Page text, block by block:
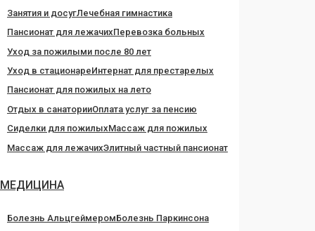
Занятия и досугЛечебная гимнастика
Пансионат для лежачихПеревозка больных
Уход за пожилыми после 80 лет
Уход в стационареИнтернат для престарелых
Пансионат для пожилых на лето
Отдых в санаторииОплата услуг за пенсию
Сиделки для пожилыхМассаж для пожилых
Массаж для лежачихЭлитный частный пансионат
МЕДИЦИНА
Болезнь АльцгеймеромБолезнь Паркинсона